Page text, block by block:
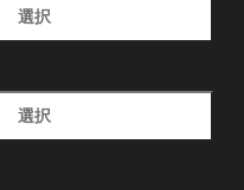
選択
選択